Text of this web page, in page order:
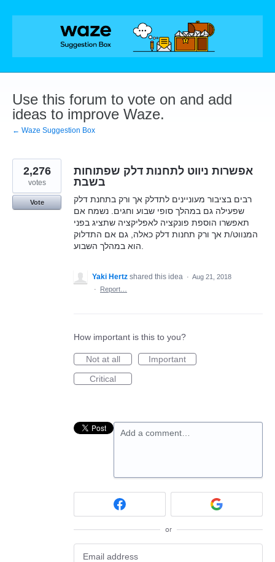
Skip
Use this forum to vote on and add
ideas to improve Waze.
← Waze Suggestion Box
אפשרות ניווט לתחנות דלק שפתוחות
בשבת
רבים בציבור מעוניינים לתדלק אך ורק בתחנת דלק
שפעילה גם במהלך סופי שבוע וחגים. נשמח אם
תאפשרו הוספת פונקציה לאפליקציה שתציג בפני
המנווט/ת אך ורק תחנות דלק כאלה, גם אם התדלוק
2,276
votes
Vote
Yaki Hertz shared this idea · Aug 21, 2018
·
Report…
How important is this to you?
Not at all
Important
Critical
Add a comment…
or